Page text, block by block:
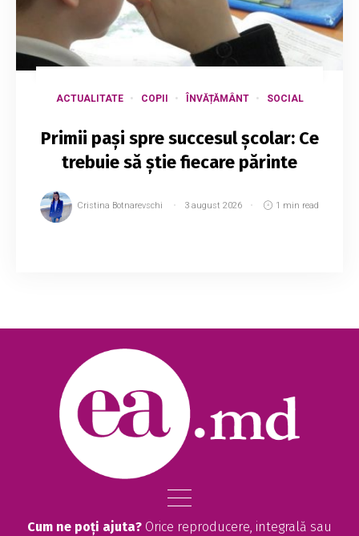
ACTUALITATE COPII ÎNVĂȚĂMÂNT SOCIAL
Primii pași spre succesul școlar: Ce
trebuie să știe fiecare părinte
Cristina Botnarevschi 3 august 2026 1 min read
Cum ne poți ajuta? Orice reproducere, integrală sau